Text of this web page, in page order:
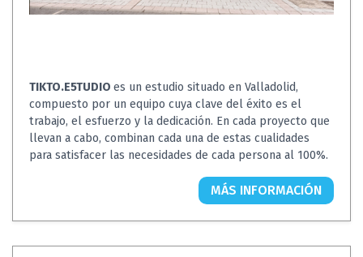
TIKTO.E5TUDIO es un estudio situado en Valladolid,
compuesto por un equipo cuya clave del éxito es el
trabajo, el esfuerzo y la dedicación. En cada proyecto que
llevan a cabo, combinan cada una de estas cualidades
para satisfacer las necesidades de cada persona al 100%.
MÁS INFORMACIÓN